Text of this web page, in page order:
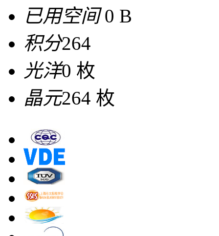
已用空间0 B
积分264
光洋0 枚
晶元264 枚